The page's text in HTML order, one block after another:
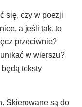
się, czy w poezji
a jeśli tak, to
przeciwnie?
w wierszu?
teksty
Skierowane są do